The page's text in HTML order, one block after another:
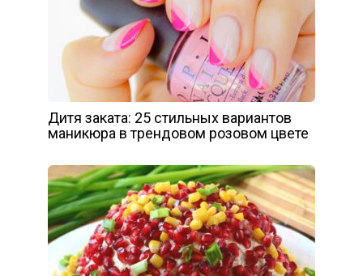
Дитя заката: 25 стильных вариантов
маникюра в трендовом розовом цвете